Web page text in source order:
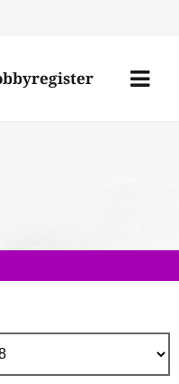
Menü